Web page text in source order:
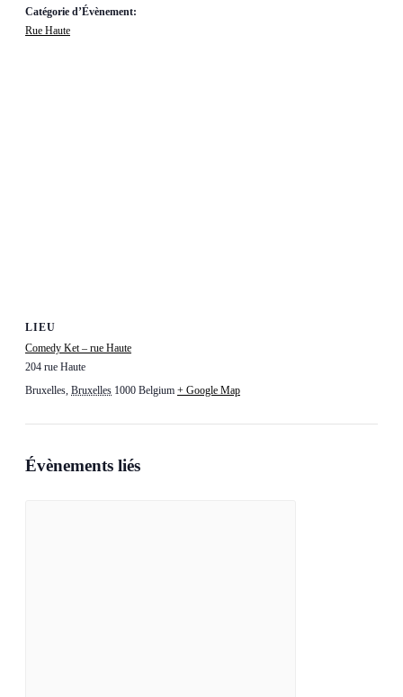
Catégorie d’Évènement:
Rue Haute
LIEU
Comedy Ket – rue Haute
204 rue Haute
Bruxelles, Bruxelles 1000 Belgium + Google Map
Évènements liés